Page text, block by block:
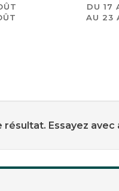
DU 17
AU 23
Essayez avec